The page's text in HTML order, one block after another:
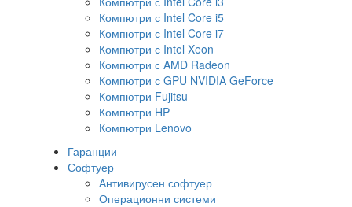
Компютри с Intel Core i5
Компютри с Intel Core i7
Компютри с Intel Xeon
Компютри с AMD Radeon
Компютри с GPU NVIDIA GeForce
Компютри Fujitsu
Компютри HP
Компютри Lenovo
Гаранции
Софтуер
Антивирусен софтуер
Операционни системи